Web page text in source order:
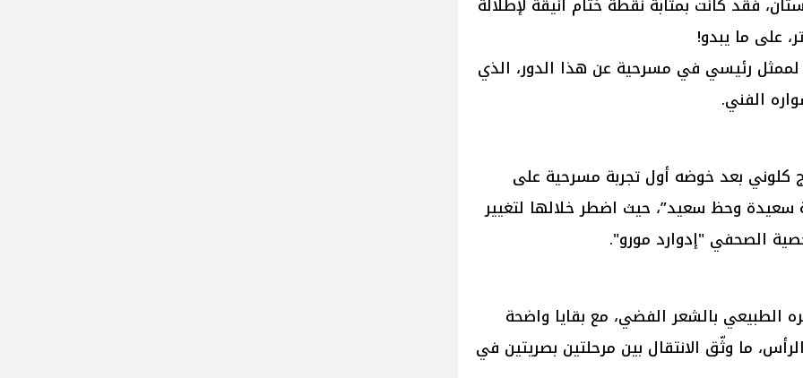
فقد كانت بمثابة نقطة ختام أنيقة لإطلالة
على ما يبدو!
رئيسي في مسرحية عن هذا الدور، الذي
الفني.
كلوني بعد خوضه أول تجربة مسرحية على
وحظ سعيد”، حيث اضطر خلالها لتغيير
الصحفي "إدوارد مورو".
الطبيعي بالشعر الفضي، مع بقايا واضحة
ما وثّق الانتقال بين مرحلتين بصريتين في